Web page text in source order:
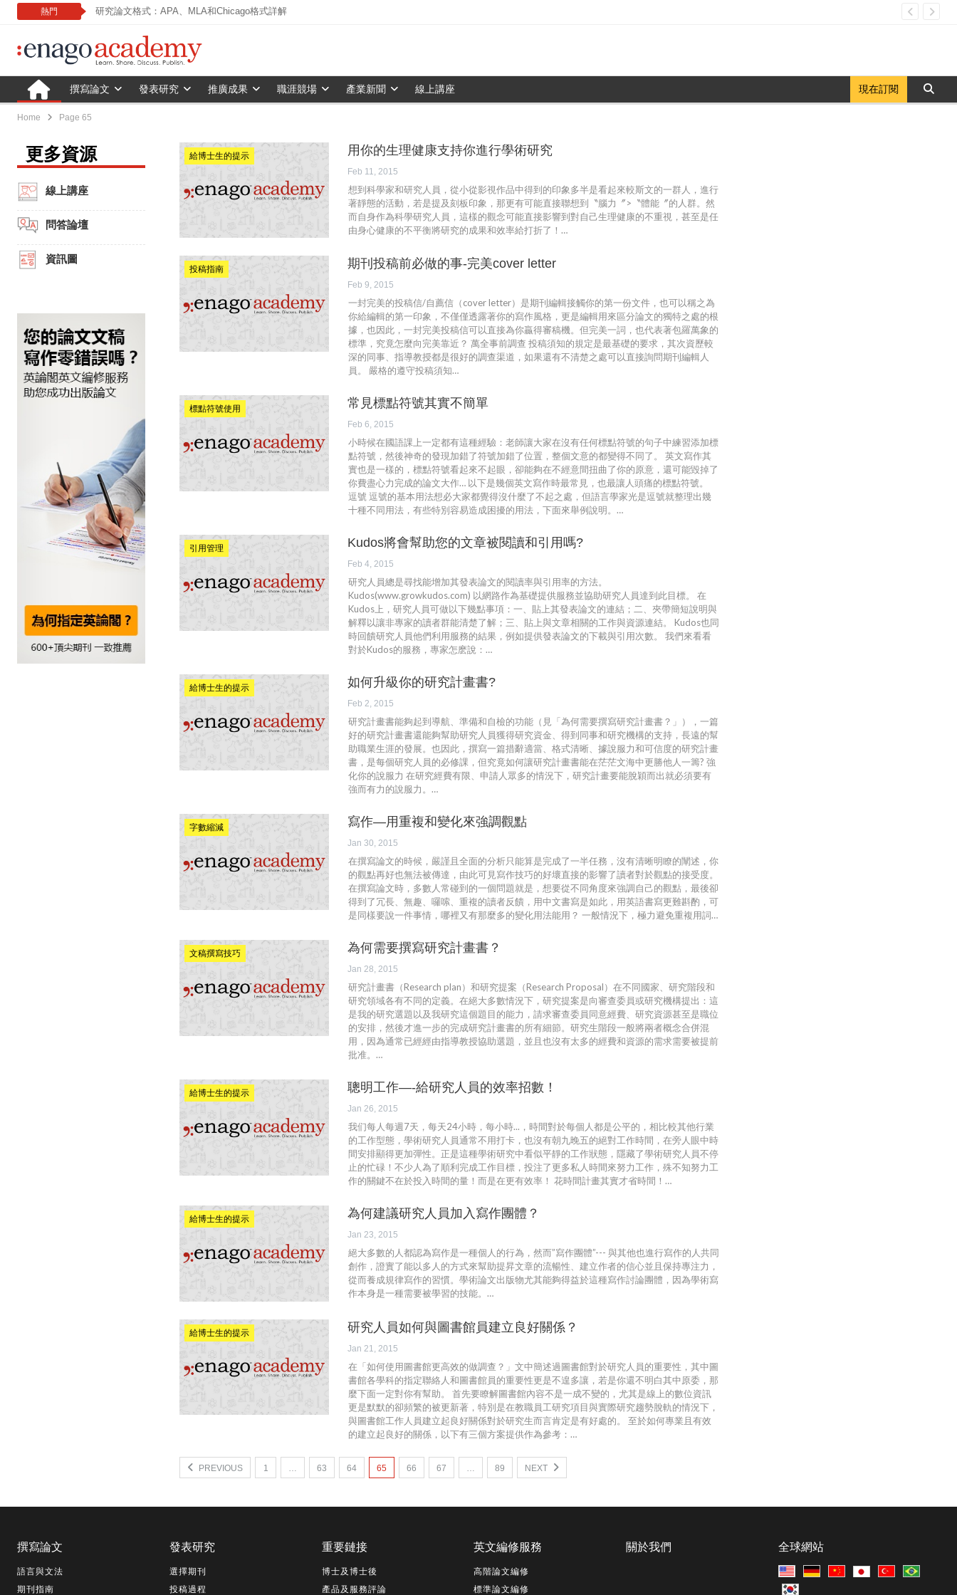
熱門 研究論文格式：APA、MLA和Chicago格式詳解
撰寫論文 發表研究 推廣成果 職涯競場 產業新聞 線上講座 現在訂閱
Home Page 65
給博士生的提示 用你的生理健康支持你進行學術研究
Feb 11, 2015
想到科學家和研究人員，從小從影視作品中得到的印象多半是看起來較斯文的一群人，進行
著靜態的活動，若是提及刻板印象，那更有可能直接聯想到〝腦力〞>〝體能〞的人群。然
而自身作為科學研究人員，這樣的觀念可能直接影響到對自己生理健康的不重視，甚至是任
由身心健康的不平衡將研究的成果和效率給打折了！…
投稿指南 期刊投稿前必做的事-完美cover letter
Feb 9, 2015
一封完美的投稿信/自薦信（cover letter）是期刊編輯接觸你的第一份文件，也可以稱之為
你給編輯的第一印象，不僅僅透露著你的寫作風格，更是編輯用來區分論文的獨特之處的根
據，也因此，一封完美投稿信可以直接為你贏得審稿機。但完美一詞，也代表著包羅萬象的
標準，究竟怎麼向完美靠近？ 萬全事前調查 投稿須知的規定是最基礎的要求，其次資歷較
深的同事、指導教授都是很好的調查渠道，如果還有不清楚之處可以直接詢問期刊編輯人
員。 嚴格的遵守投稿須知…
標點符號使用 常見標點符號其實不簡單
Feb 6, 2015
小時候在國語課上一定都有這種經驗：老師讓大家在沒有任何標點符號的句子中練習添加標
點符號，然後神奇的發現加錯了符號加錯了位置，整個文意的都變得不同了。 英文寫作其
實也是一樣的，標點符號看起來不起眼，卻能夠在不經意間扭曲了你的原意，還可能毀掉了
你費盡心力完成的論文大作… 以下是幾個英文寫作時最常見，也最讓人頭痛的標點符號。
逗號 逗號的基本用法想必大家都覺得沒什麼了不起之處，但語言學家光是逗號就整理出幾
十種不同用法，有些特別容易造成困擾的用法，下面來舉例說明。…
引用管理 Kudos將會幫助您的文章被閱讀和引用嗎?
Feb 4, 2015
研究人員總是尋找能增加其發表論文的閱讀率與引用率的方法。
Kudos(www.growkudos.com) 以網路作為基礎提供服務並協助研究人員達到此目標。 在
Kudos上，研究人員可做以下幾點事項：一、貼上其發表論文的連結；二、夾帶簡短說明與
解釋以讓非專家的讀者群能清楚了解；三、貼上與文章相關的工作與資源連結。 Kudos也同
時回饋研究人員他們利用服務的結果，例如提供發表論文的下載與引用次數。 我們來看看
對於Kudos的服務，專家怎麽說：…
給博士生的提示 如何升級你的研究計畫書?
Feb 2, 2015
研究計畫書能夠起到導航、準備和自檢的功能（見「為何需要撰寫研究計畫書？」），一篇
好的研究計畫書還能夠幫助研究人員獲得研究資金、得到同事和研究機構的支持，長遠的幫
助職業生涯的發展。也因此，撰寫一篇措辭適當、格式清晰、據說服力和可信度的研究計畫
書，是每個研究人員的必修課，但究竟如何讓研究計畫書能在茫茫文海中更勝他人一籌? 強
化你的說服力 在研究經費有限、申請人眾多的情況下，研究計畫要能脫穎而出就必須要有
強而有力的說服力。…
字數縮減 寫作—用重複和變化來強調觀點
Jan 30, 2015
在撰寫論文的時候，嚴謹且全面的分析只能算是完成了一半任務，沒有清晰明瞭的闡述，你
的觀點再好也無法被傳達，由此可見寫作技巧的好壞直接的影響了讀者對於觀點的接受度。
在撰寫論文時，多數人常碰到的一個問題就是，想要從不同角度來強調自己的觀點，最後卻
得到了冗長、無趣、囉嗦、重複的讀者反饋，用中文書寫是如此，用英語書寫更難斟酌，可
是同樣要說一件事情，哪裡又有那麼多的變化用法能用？ 一般情況下，極力避免重複用詞…
文稿撰寫技巧 為何需要撰寫研究計畫書？
Jan 28, 2015
研究計畫書（Research plan）和研究提案（Research Proposal）在不同國家、研究階段和
研究領域各有不同的定義。在絕大多數情況下，研究提案是向審查委員或研究機構提出：這
是我的研究選題以及我研究這個題目的能力，請求審查委員同意經費、研究資源甚至是職位
的安排，然後才進一步的完成研究計畫書的所有細節。研究生階段一般將兩者概念合併混
用，因為通常已經經由指導教授協助選題，並且也沒有太多的經費和資源的需求需要被提前
批准。…
給博士生的提示 聰明工作—-給研究人員的效率招數！
Jan 26, 2015
我们每人每週7天，每天24小時，每小時...，時間對於每個人都是公平的，相比較其他行業
的工作型態，學術研究人員通常不用打卡，也沒有朝九晚五的絕對工作時間，在旁人眼中時
間安排顯得更加彈性。正是這種學術研究中看似平靜的工作狀態，隱藏了學術研究人員不停
止的忙碌！不少人為了順利完成工作目標，投注了更多私人時間來努力工作，殊不知努力工
作的關鍵不在於投入時間的量！而是在更有效率！ 花時間計畫其實才省時間！…
給博士生的提示 為何建議研究人員加入寫作團體？
Jan 23, 2015
絕大多數的人都認為寫作是一種個人的行為，然而”寫作團體”--- 與其他也進行寫作的人共同
創作，證實了能以多人的方式來幫助提昇文章的流暢性、建立作者的信心並且保持專注力，
從而養成規律寫作的習慣。學術論文出版物尤其能夠得益於這種寫作討論團體，因為學術寫
作本身是一種需要被學習的技能。…
給博士生的提示 研究人員如何與圖書館員建立良好關係？
Jan 21, 2015
在「如何使用圖書館更高效的做調查？」文中簡述過圖書館對於研究人員的重要性，其中圖
書館各學科的指定聯絡人和圖書館員的重要性更是不遑多讓，若是你還不明白其中原委，那
麼下面一定對你有幫助。 首先要瞭解圖書館內容不是一成不變的，尤其是線上的數位資訊
更是默默的卻頻繁的被更新著，特別是在教職員工研究項目與實際研究趨勢脫軌的情況下，
與圖書館工作人員建立起良好關係對於研究生而言肯定是有好處的。 至於如何專業且有效
的建立起良好的關係，以下有三個方案提供作為參考：…
PREVIOUS 1 63 64 65 66 67 89 NEXT
更多資源
線上講座
問答論壇
資訊圖
撰寫論文
語言與文法
期刊指南
發表研究
選擇期刊
投稿過程
重要鏈接
博士及博士後
產品及服務評論
英文編修服務
高階論文編修
標準論文編修
關於我們 全球網站